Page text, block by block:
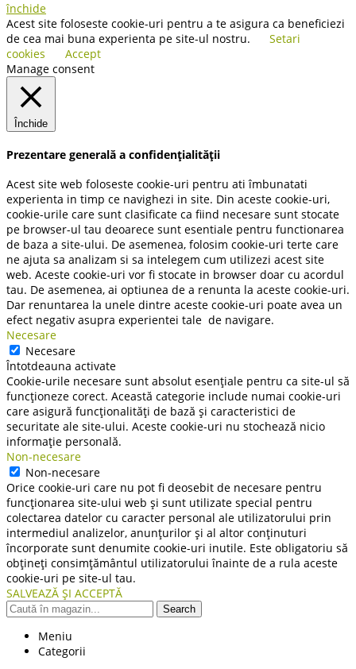
închide
Acest site foloseste cookie-uri pentru a te asigura ca beneficiezi
de cea mai buna experienta pe site-ul nostru.
Setari
cookies
Accept
Manage consent
Închide
Prezentare generală a confidențialității
Acest site web foloseste cookie-uri pentru ati îmbunatati
experienta in timp ce navighezi in site. Din aceste cookie-uri,
cookie-urile care sunt clasificate ca fiind necesare sunt stocate
pe browser-ul tau deoarece sunt esentiale pentru functionarea
de baza a site-ului. De asemenea, folosim cookie-uri terte care
ne ajuta sa analizam si sa intelegem cum utilizezi acest site
web. Aceste cookie-uri vor fi stocate in browser doar cu acordul
tau. De asemenea, ai optiunea de a renunta la aceste cookie-uri.
Dar renuntarea la unele dintre aceste cookie-uri poate avea un
efect negativ asupra experientei tale de navigare.
Necesare
Necesare
Întotdeauna activate
Cookie-urile necesare sunt absolut esențiale pentru ca site-ul să
funcționeze corect. Această categorie include numai cookie-uri
care asigură funcționalități de bază și caracteristici de
securitate ale site-ului. Aceste cookie-uri nu stochează nicio
informație personală.
Non-necesare
Non-necesare
Orice cookie-uri care nu pot fi deosebit de necesare pentru
funcționarea site-ului web și sunt utilizate special pentru
colectarea datelor cu caracter personal ale utilizatorului prin
intermediul analizelor, anunțurilor și al altor conținuturi
încorporate sunt denumite cookie-uri inutile. Este obligatoriu să
obțineți consimțământul utilizatorului înainte de a rula aceste
cookie-uri pe site-ul tau.
SALVEAZĂ ȘI ACCEPTĂ
Search
Meniu
Categorii